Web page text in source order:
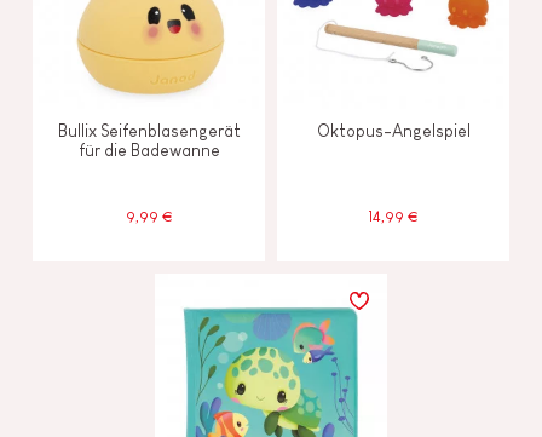
Bullix Seifenblasengerät
für die Badewanne
9,99 €
Oktopus-Angelspiel
14,99 €